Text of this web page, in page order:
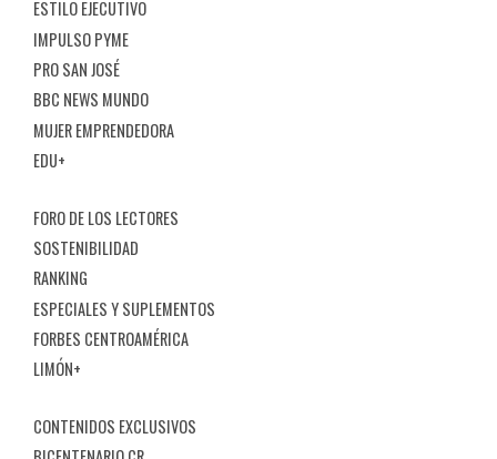
ESTILO EJECUTIVO
IMPULSO PYME
PRO SAN JOSÉ
BBC NEWS MUNDO
MUJER EMPRENDEDORA
EDU+
FORO DE LOS LECTORES
SOSTENIBILIDAD
RANKING
ESPECIALES Y SUPLEMENTOS
FORBES CENTROAMÉRICA
LIMÓN+
CONTENIDOS EXCLUSIVOS